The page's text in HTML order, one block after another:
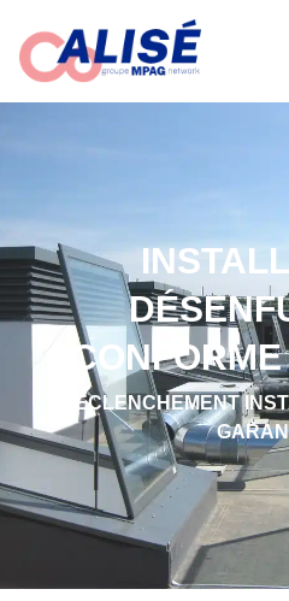
DÉCLENCHEMENT